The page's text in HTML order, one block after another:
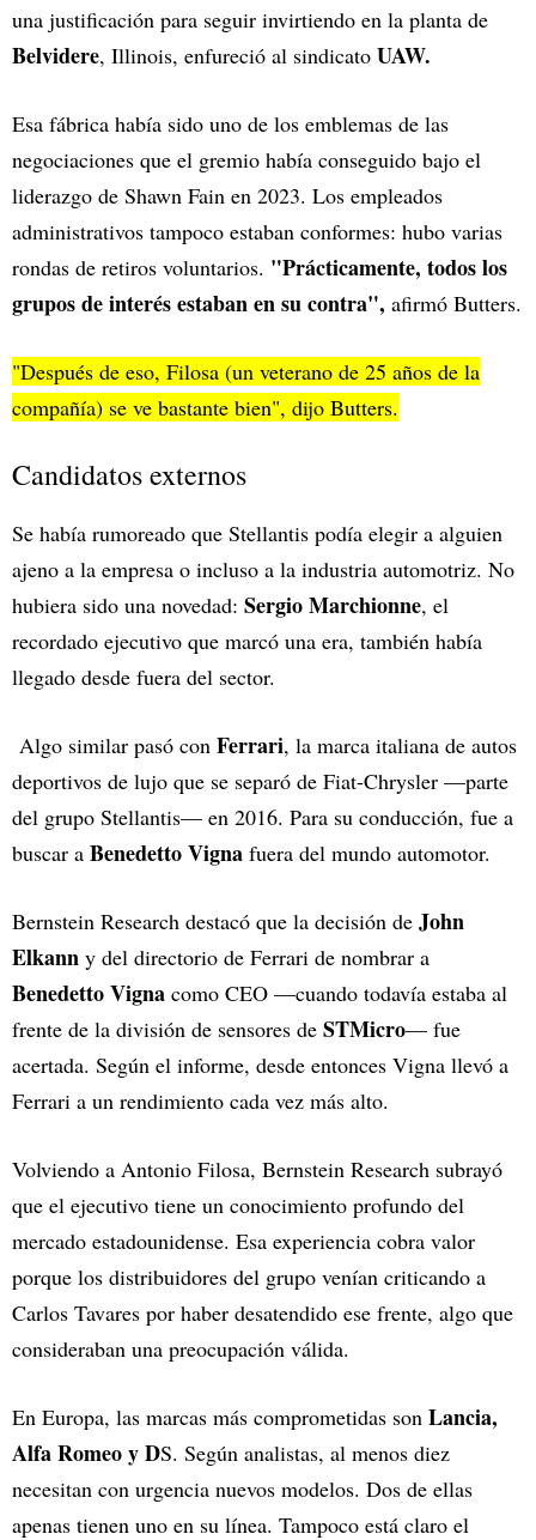
una justificación para seguir invirtiendo en la planta de
Belvidere, Illinois, enfureció al sindicato UAW.
Esa fábrica había sido uno de los emblemas de las
negociaciones que el gremio había conseguido bajo el
liderazgo de Shawn Fain en 2023. Los empleados
administrativos tampoco estaban conformes: hubo varias
rondas de retiros voluntarios. "Prácticamente, todos los
grupos de interés estaban en su contra", afirmó Butters.
"Después de eso, Filosa (un veterano de 25 años de la
compañía) se ve bastante bien", dijo Butters.
Candidatos externos
Se había rumoreado que Stellantis podía elegir a alguien
ajeno a la empresa o incluso a la industria automotriz. No
hubiera sido una novedad: Sergio Marchionne, el
recordado ejecutivo que marcó una era, también había
llegado desde fuera del sector.
Algo similar pasó con Ferrari, la marca italiana de autos
deportivos de lujo que se separó de Fiat-Chrysler —parte
del grupo Stellantis— en 2016. Para su conducción, fue a
buscar a Benedetto Vigna fuera del mundo automotor.
Bernstein Research destacó que la decisión de John
Elkann y del directorio de Ferrari de nombrar a
Benedetto Vigna como CEO —cuando todavía estaba al
frente de la división de sensores de STMicro— fue
acertada. Según el informe, desde entonces Vigna llevó a
Ferrari a un rendimiento cada vez más alto.
Volviendo a Antonio Filosa, Bernstein Research subrayó
que el ejecutivo tiene un conocimiento profundo del
mercado estadounidense. Esa experiencia cobra valor
porque los distribuidores del grupo venían criticando a
Carlos Tavares por haber desatendido ese frente, algo que
consideraban una preocupación válida.
En Europa, las marcas más comprometidas son Lancia,
Alfa Romeo y DS. Según analistas, al menos diez
necesitan con urgencia nuevos modelos. Dos de ellas
apenas tienen uno en su línea. Tampoco está claro el